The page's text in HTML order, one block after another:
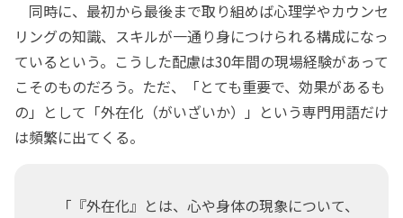
同時に、最初から最後まで取り組めば心理学やカウンセ
リングの知識、スキルが一通り身につけられる構成になっ
ているという。こうした配慮は30年間の現場経験があって
こそのものだろう。ただ、「とても重要で、効果があるも
の」として「外在化（がいざいか）」という専門用語だけ
は頻繁に出てくる。
「『外在化』とは、心や身体の現象について、